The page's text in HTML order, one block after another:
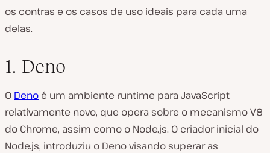
os contras e os casos de uso ideais para cada uma
delas.
1. Deno
O Deno é um ambiente runtime para JavaScript
relativamente novo, que opera sobre o mecanismo V8
do Chrome, assim como o Node.js. O criador inicial do
Node.js, introduziu o Deno visando superar as